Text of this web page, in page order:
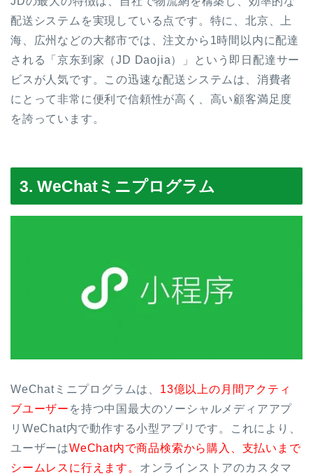
配送システムを実現している点です。特に、北京、上
海、広州などの大都市では、注文から1時間以内に配達
される「京东到家（JD Daojia）」という即日配達サー
ビスが人気です。この迅速な配送システムは、消費者
にとって非常に便利で信頼性が高く、高い顧客満足度
を誇っています。
3. WeChatミニプログラム
WeChatミニプログラムは、 13億以上の月間アクティ
ブユーザー を持つ中国最大のソーシャルメディアアプ
リWeChat内で動作する小型アプリです。これにより、
ユーザーはWeChat内で商品検索から購入、支払いまで
シームレスに行えます。 オンラインストアのカスタマ